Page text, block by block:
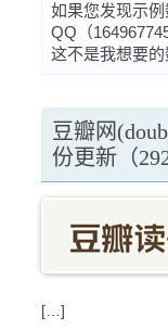
如果您发现示
QQ（
这不是我想要的
豆瓣网
份更新（
[…]